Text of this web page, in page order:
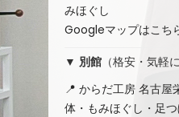
みほぐし
Googleマップはこち
▼ 別館 （格安・気軽
📍 からだ工房 名古屋
体・もみほぐし・足